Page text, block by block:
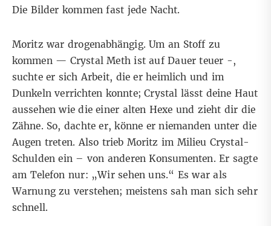
Die Bilder kommen fast jede Nacht.
Moritz war drogenabhängig. Um an Stoff zu
kommen — Crystal Meth ist auf Dauer teuer -,
suchte er sich Arbeit, die er heimlich und im
Dunkeln verrichten konnte; Crystal lässt deine Haut
aussehen wie die einer alten Hexe und zieht dir die
Zähne. So, dachte er, könne er niemanden unter die
Augen treten. Also trieb Moritz im Milieu Crystal-
Schulden ein – von anderen Konsumenten. Er sagte
am Telefon nur: „Wir sehen uns.“ Es war als
Warnung zu verstehen; meistens sah man sich sehr
schnell.